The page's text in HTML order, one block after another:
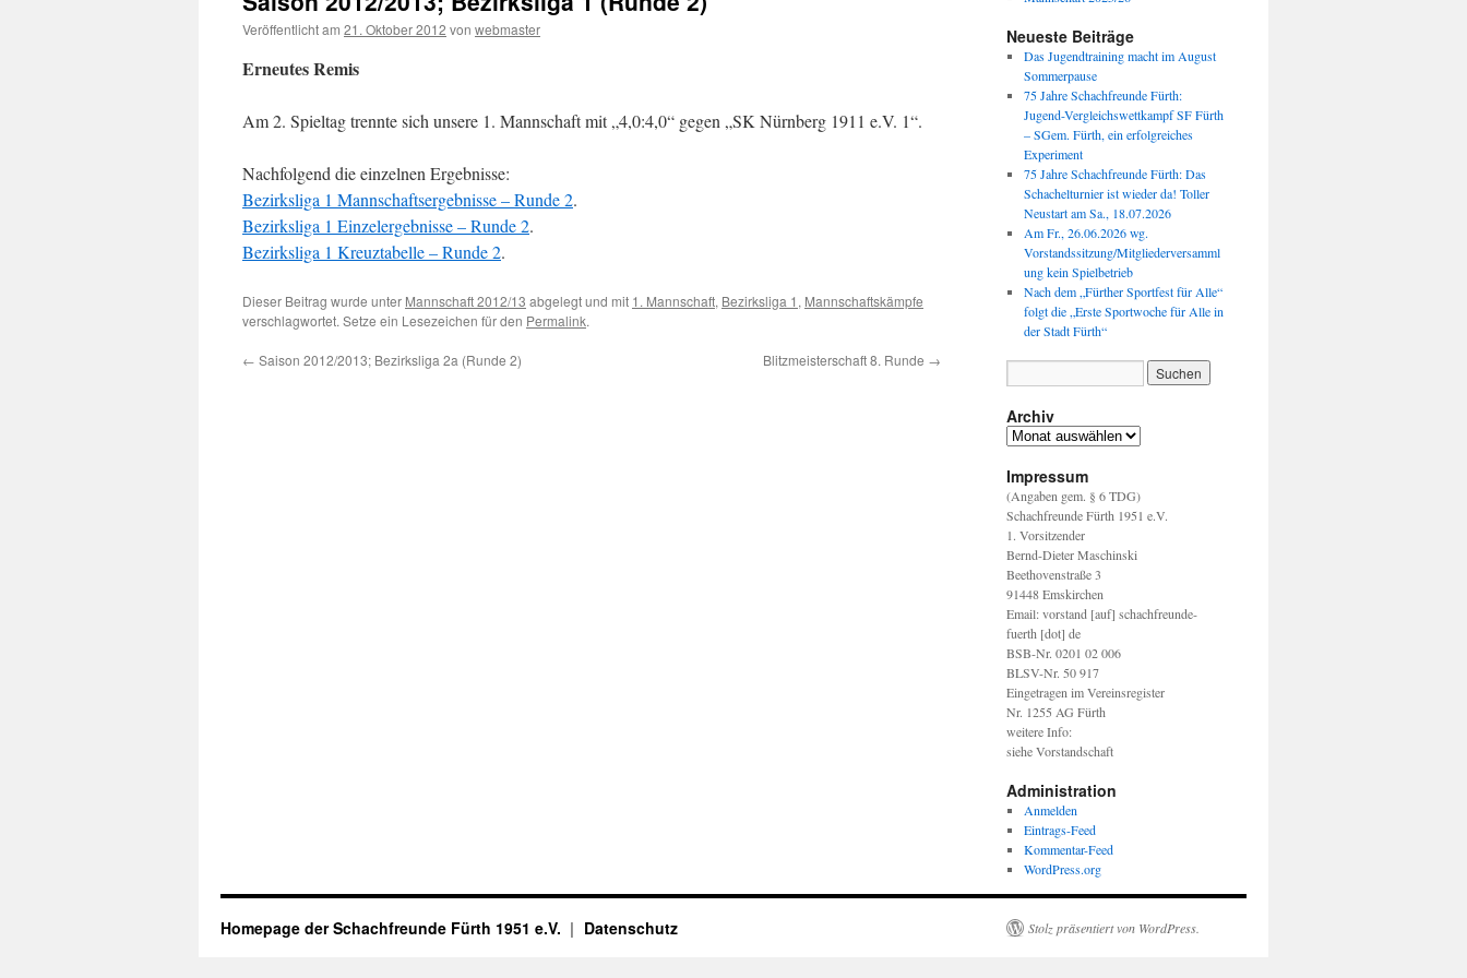
Veröffentlicht am 21. Oktober 2012 von webmaster
Erneutes Remis
Am 2. Spieltag trennte sich unsere 1. Mannschaft mit „4,0:4,0“ gegen „SK Nürnberg 1911 e.V. 1“.
Nachfolgend die einzelnen Ergebnisse:
Bezirksliga 1 Mannschaftsergebnisse – Runde 2.
Bezirksliga 1 Einzelergebnisse – Runde 2.
Bezirksliga 1 Kreuztabelle – Runde 2.
Dieser Beitrag wurde unter Mannschaft 2012/13 abgelegt und mit 1. Mannschaft, Bezirksliga 1 , Mannschaftskämpfe
verschlagwortet. Setze ein Lesezeichen für den Permalink.
← Saison 2012/2013; Bezirksliga 2a (Runde 2) Blitzmeisterschaft 8. Runde →
Neueste Beiträge
Das Jugendtraining macht im August
Sommerpause
75 Jahre Schachfreunde Fürth:
Jugend-Vergleichswettkampf SF Fürth
– SGem. Fürth, ein erfolgreiches
Experiment
75 Jahre Schachfreunde Fürth: Das
Schachelturnier ist wieder da! Toller
Neustart am Sa., 18.07.2026
Am Fr., 26.06.2026 wg.
Vorstandssitzung/Mitgliederversamml
ung kein Spielbetrieb
Nach dem „Fürther Sportfest für Alle“
folgt die „Erste Sportwoche für Alle in
der Stadt Fürth“
Archiv
Archiv
Impressum
(Angaben gem. § 6 TDG)
Schachfreunde Fürth 1951 e.V.
1. Vorsitzender
Bernd-Dieter Maschinski
Beethovenstraße 3
91448 Emskirchen
Email: vorstand [auf] schachfreunde-
fuerth [dot] de
BSB-Nr. 0201 02 006
BLSV-Nr. 50 917
Eingetragen im Vereinsregister
Nr. 1255 AG Fürth
weitere Info:
siehe Vorstandschaft
Administration
Anmelden
Eintrags-Feed
Kommentar-Feed
WordPress.org
Homepage der Schachfreunde Fürth 1951 e.V. Datenschutz Stolz präsentiert von WordPress.